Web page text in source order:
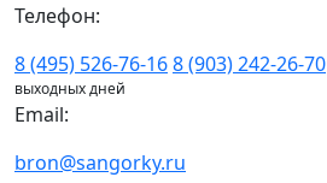
Телефон:
8 (495) 526-76-168 (903) 242-26-70
выходных дней
Email:
bron@sangorky.ru